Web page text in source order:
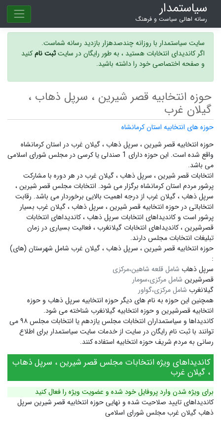
سیاستمدار
رسانه اهالی سیاست و فرهنگ
سایت سیاستمدار با روزانه چندصدهزار بازدید رسانه شماست.
اگر کاندیدای انتخابات هستید ، به طور رایگان در سایتثبت نامکنید
و صفحه اختصاصی خود را داشته باشید.
حوزه انتخابیه قصر شیرین ، سرپل ذهاب ،
گیلان غرب
حوزه های انتخابیه استان کرمانشاه
حوزه انتخابیه قصر شیرین ، سرپل ذهاب ، گیلان غرب در استان کرمانشاه
واقع شده است. این حوزه دارای 1 صندلی یا کرسی در مجلس شورای اسلامی
می باشد.
انتخابات قصر شیرین ، سرپل ذهاب ، گیلان غرب در هر دوره با مشارکت
پرشور مردم استان کرمانشاه برگزار می شود. انتخابات مجلس قصر شیرین ،
سرپل ذهاب ، گیلان غرب از درجه اهمیت بالایی برخوردار می باشد. رقابت
انتخاباتی در حوزه انتخابیه قصر شیرین ، سرپل ذهاب ، گیلان غرب بسیار
پرشور است و کاندیداهای انتخابات سرپل ذهاب ،کاندیداهای انتخابات
قصرشیرین ،کاندیداهای انتخابات گیلانغرب ،فعالیت بسیاری در زمان
تبلیغات انتخابات مجلس دارند.
حوزه انتخابیه قصر شیرین ، سرپل ذهاب ، گیلان غرب شامل شهرستان (های)
:
سرپل ذهاب شامل قلعه شاهین،مرکزی
قصرشیرین شامل مرکزی،سومار
گیلانغرب شامل مرکزی،گواور
همچنین این حوزه به نام های دیگر حوزه انتخابیه سرپل ذهاب و حوزه
انتخابیه قصرشیرین و حوزه انتخابیه گیلانغرب شناخته می شود.
کاندیداها و سیاستمداران انتخابات مجلس یازدهم یا انتخابات مجلس ۹۸ می
توانند با ثبت نام رایگان در سایت از خدمات سایت سیاستمدار برای اطلاع
رسانی به مردم شریف حوزه انتخابیه استفاده کنند.
کاندیداهای ویژه انتخابات مجلس قصر شیرین ، سرپل ذهاب
، گیلان غرب
برای ویژه شدن وارد پروفایل خود شده و عضویت ویژه را فعال کنید
کاندیداهای تایید صلاحیت شده و نهایی حوزه انتخابیه قصر شیرین سرپل
ذهاب گیلان غرب مجلس شورای اسلامی